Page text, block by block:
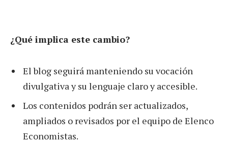
¿Qué implica este cambio?
El blog seguirá manteniendo su vocación
divulgativa y su lenguaje claro y accesible.
Los contenidos podrán ser actualizados,
ampliados o revisados por el equipo de Elenco
Economistas.